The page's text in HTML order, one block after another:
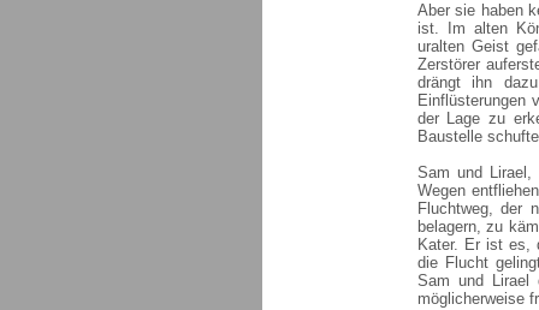
Aber sie haben
ist. Im alten
uralten Geist
Zerstörer
drängt ihn
Einflüsterungen
der Lage zu
Baustelle
Sam und
Wegen
Fluchtweg, der
belagern, zu
Kater. Er ist es,
die Flucht
Sam und Lirael
möglicherweise